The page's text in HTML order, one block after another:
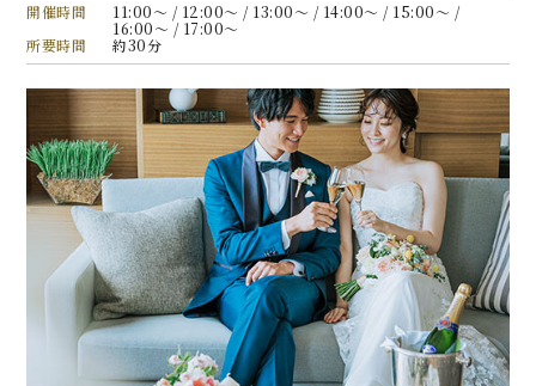
開催時間
11:00〜 / 12:00〜 / 13:00〜 / 14:00〜 / 15:00〜 /
16:00〜 / 17:00〜
所要時間
約30分